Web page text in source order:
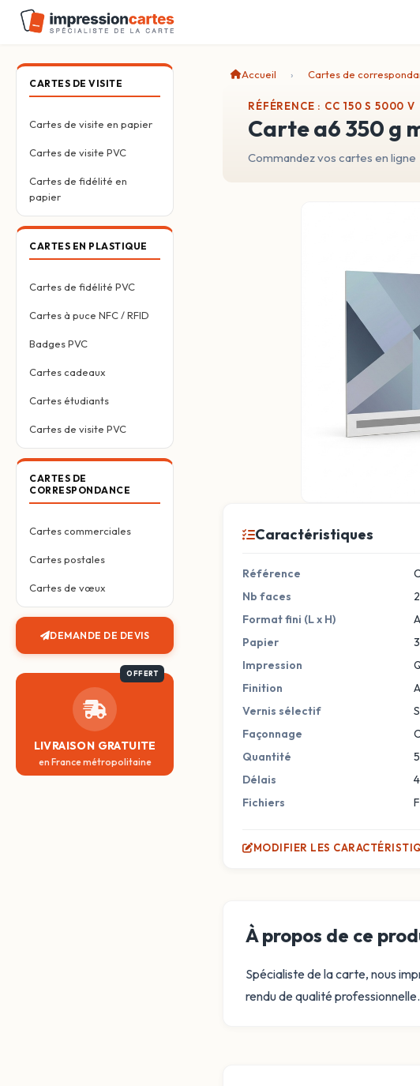
CARTES DE VISITE
Cartes de visite en papier
Cartes de visite PVC
Cartes de fidélité en
papier
CARTES EN PLASTIQUE
Cartes de fidélité PVC
Cartes à puce NFC / RFID
Badges PVC
Cartes cadeaux
Cartes étudiants
Cartes de visite PVC
CARTES DE
CORRESPONDANCE
Cartes commerciales
Cartes postales
Cartes de vœux
DEMANDE DE DEVIS
LIVRAISON GRATUITE
en France métropolitaine
Accueil Cartes de
RÉFÉRENCE : CC 150 S 5000 V
carte a6 350 g
Commandez vos cartes en ligne
Caractéristiques
Référence
Nb faces
2
Format fini (L x H)
Papier
Impression
Finition
Vernis sélectif
Façonnage
Quantité
Délais
Fichiers
MODIFIER LES
À propos de ce
Spécialiste de la carte, nous
rendu de qualité